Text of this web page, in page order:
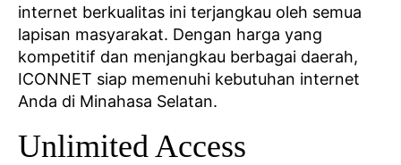
internet berkualitas ini terjangkau oleh semua
lapisan masyarakat. Dengan harga yang
kompetitif dan menjangkau berbagai daerah,
ICONNET siap memenuhi kebutuhan internet
Anda di Minahasa Selatan.
Unlimited Access